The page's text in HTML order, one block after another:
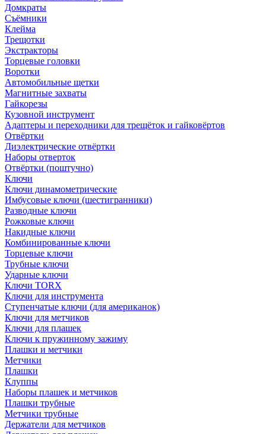
Домкраты
Съёмники
Клейма
Трещотки
Экстракторы
Торцевые головки
Воротки
Автомобильные щетки
Магнитные захваты
Гайкорезы
Кузовной инструмент
Адаптеры и переходники для трещёток и гайковёртов
Отвёртки
Диэлектрические отвёртки
Наборы отверток
Отвёртки (поштучно)
Ключи
Ключи динамометрические
Имбусовые ключи (шестигранники)
Разводные ключи
Рожковые ключи
Накидные ключи
Комбинированные ключи
Торцевые ключи
Трубные ключи
Ударные ключи
Ключи TORX
Ключи для инструмента
Ступенчатые ключи (для американок)
Ключи для метчиков
Ключи для плашек
Ключи к пружинному зажиму
Плашки и метчики
Метчики
Плашки
Клуппы
Наборы плашек и метчиков
Плашки трубные
Метчики трубные
Держатели для метчиков